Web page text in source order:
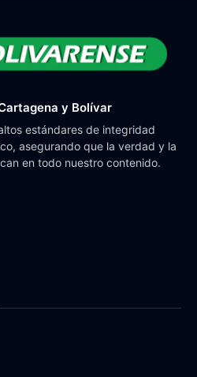
y Bolívar
estándares de integridad
asegurando que la verdad y la
en todo nuestro contenido.